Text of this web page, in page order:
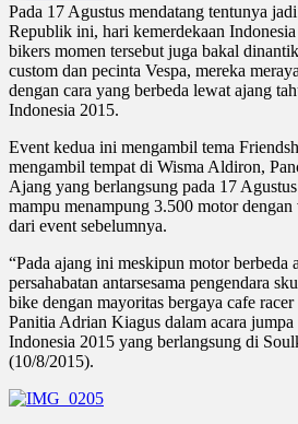
Pada 17 Agustus mendatang tentunya
Republik ini, hari kemerdekaan
bikers momen tersebut juga bakal
custom dan pecinta Vespa, mereka
dengan cara yang berbeda lewat ajang
Indonesia 2015.
Event kedua ini mengambil tema
mengambil tempat di Wisma Aldiron,
Ajang yang berlangsung pada 17
mampu menampung 3.500 motor
dari event sebelumnya.
“Pada ajang ini meskipun motor
persahabatan antarsesama pengendara
bike dengan mayoritas bergaya cafe
Panitia Adrian Kiagus dalam acara
Indonesia 2015 yang berlangsung di
(10/8/2015).